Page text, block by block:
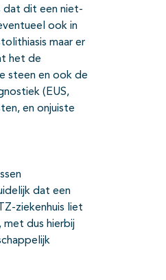
dat dit een niet-
ook in
maar er
het de
steen en ook de
(EUS,
en onjuiste
dat een
ziekenhuis liet
met dus hierbij